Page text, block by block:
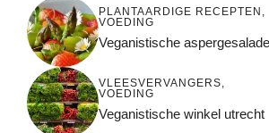
PLANTAARDIGE RECEPTEN ,
VOEDING
Veganistische aspergesalade
VLEESVERVANGERS,
VOEDING
Veganistische winkel utrecht